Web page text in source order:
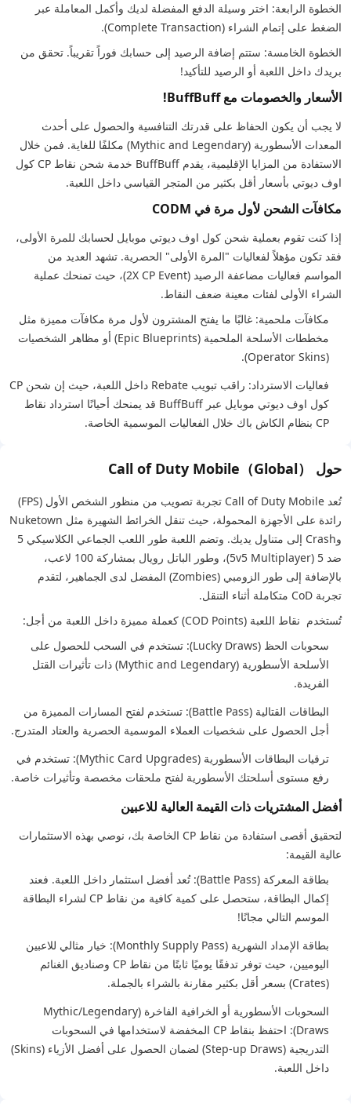
الخطوة الرابعة: اختر وسيلة الدفع المفضلة لديك وأكمل المعاملة عبر
الضغط على إتمام الشراء (Complete Transaction).
الخطوة الخامسة: ستتم إضافة الرصيد إلى حسابك فوراً تقريباً. تحقق من
بريدك داخل اللعبة أو الرصيد للتأكيد!
الأسعار والخصومات مع BuffBuff!
لا يجب أن يكون الحفاظ على قدرتك التنافسية والحصول على أحدث
المعدات الأسطورية (Mythic and Legendary) مكلفًا للغاية. فمن خلال
الاستفادة من المزايا الإقليمية، يقدم BuffBuff خدمة شحن نقاط CP كول
اوف ديوتي بأسعار أقل بكثير من المتجر القياسي داخل اللعبة.
مكافآت الشحن لأول مرة في CODM
إذا كنت تقوم بعملية شحن كول اوف ديوتي موبايل لحسابك للمرة الأولى،
فقد تكون مؤهلاً لفعاليات "المرة الأولى" الحصرية. تشهد العديد من
المواسم فعاليات مضاعفة الرصيد (2X CP Event)، حيث تمنحك عملية
الشراء الأولى لفئات معينة ضعف النقاط.
مكافآت ملحمية: غالبًا ما يفتح المشترون لأول مرة مكافآت مميزة مثل
مخططات الأسلحة الملحمية (Epic Blueprints) أو مظاهر الشخصيات
(Operator Skins).
فعاليات الاسترداد: راقب تبويب Rebate داخل اللعبة، حيث إن شحن CP
كول اوف ديوتي موبايل عبر BuffBuff قد يمنحك أحيانًا استرداد نقاط
CP بنظام الكاش باك خلال الفعاليات الموسمية الخاصة.
حول Call of Duty Mobile（Global）
تُعد Call of Duty Mobile تجربة تصويب من منظور الشخص الأول (FPS)
رائدة على الأجهزة المحمولة، حيث تنقل الخرائط الشهيرة مثل Nuketown
وCrash إلى متناول يديك. وتضم اللعبة طور اللعب الجماعي الكلاسيكي 5
ضد 5 (5v5 Multiplayer)، وطور الباتل رويال بمشاركة 100 لاعب،
بالإضافة إلى طور الزومبي (Zombies) المفضل لدى الجماهير، لتقدم
تجربة CoD متكاملة أثناء التنقل.
تُستخدم نقاط اللعبة (COD Points) كعملة مميزة داخل اللعبة من أجل:
سحوبات الحظ (Lucky Draws): تستخدم في السحب للحصول على
الأسلحة الأسطورية (Mythic and Legendary) ذات تأثيرات القتل
الفريدة.
البطاقات القتالية (Battle Pass): تستخدم لفتح المسارات المميزة من
أجل الحصول على شخصيات العملاء الموسمية الحصرية والعتاد المتدرج.
ترقيات البطاقات الأسطورية (Mythic Card Upgrades): تستخدم في
رفع مستوى أسلحتك الأسطورية لفتح ملحقات مخصصة وتأثيرات خاصة.
أفضل المشتريات ذات القيمة العالية للاعبين
لتحقيق أقصى استفادة من نقاط CP الخاصة بك، نوصي بهذه الاستثمارات
عالية القيمة:
بطاقة المعركة (Battle Pass): تُعد أفضل استثمار داخل اللعبة. فعند
إكمال البطاقة، ستحصل على كمية كافية من نقاط CP لشراء البطاقة
الموسم التالي مجانًا!
بطاقة الإمداد الشهرية (Monthly Supply Pass): خيار مثالي للاعبين
اليوميين، حيث توفر تدفقًا يوميًا ثابتًا من نقاط CP وصناديق الغنائم
(Crates) بسعر أقل بكثير مقارنة بالشراء بالجملة.
السحوبات الأسطورية أو الخرافية الفاخرة (Mythic/Legendary
Draws): احتفظ بنقاط CP المخفضة لاستخدامها في السحوبات
التدريجية (Step-up Draws) لضمان الحصول على أفضل الأزياء (Skins)
داخل اللعبة.